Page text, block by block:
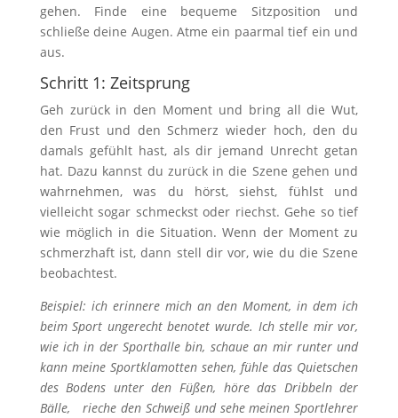
gehen. Finde eine bequeme Sitzposition und
schließe deine Augen. Atme ein paarmal tief ein und
aus.
Schritt 1: Zeitsprung
Geh zurück in den Moment und bring all die Wut,
den Frust und den Schmerz wieder hoch, den du
damals gefühlt hast, als dir jemand Unrecht getan
hat. Dazu kannst du zurück in die Szene gehen und
wahrnehmen, was du hörst, siehst, fühlst und
vielleicht sogar schmeckst oder riechst. Gehe so tief
wie möglich in die Situation. Wenn der Moment zu
schmerzhaft ist, dann stell dir vor, wie du die Szene
beobachtest.
Beispiel: ich erinnere mich an den Moment, in dem ich
beim Sport ungerecht benotet wurde. Ich stelle mir vor,
wie ich in der Sporthalle bin, schaue an mir runter und
kann meine Sportklamotten sehen, fühle das Quietschen
des Bodens unter den Füßen, höre das Dribbeln der
Bälle, rieche den Schweiß und sehe meinen Sportlehrer